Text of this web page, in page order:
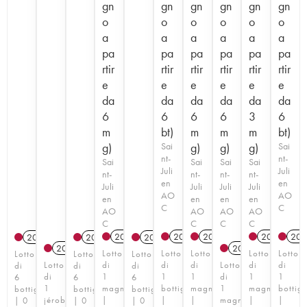
2014
Lotto
di
6
bottiglie
| 0
2021 T
Lotto
di
1
jéroboam
2014 T
Lotto
di
6
bottiglie
| 0
gn
o
a
pa
rtir
e
da
6
m
g)
Sai
nt-
Juli
en
AO
C
2020 T
Lotto
di
1
magnum
|
2014 T
Lotto
di
6
bottiglie
| 0
gn
o
a
pa
rtir
e
da
6
bt)
Sai
nt-
Juli
en
AO
C
2019 T
Lotto
di
1
bottiglia
|
gn
o
a
pa
rtir
e
da
6
m
g)
Sai
nt-
Juli
en
AO
C
2022
Lotto
di
1
magnum
|
gn
o
a
pa
rtir
e
da
6
m
g)
Sai
nt-
Juli
en
AO
C
2019
Lotto
di
1
magnum
gn
o
a
pa
rtir
e
da
3
m
g)
Sai
nt-
Juli
en
AO
C
2021 T
Lotto
di
1
magnum
|
gn
o
a
pa
rtir
e
da
6
bt)
Sai
nt-
Juli
en
AO
C
Lotto
di
1
|